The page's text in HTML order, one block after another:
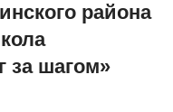
района
за шагом»